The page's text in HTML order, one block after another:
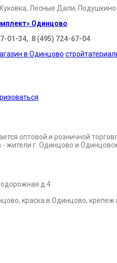
Лесные Дали, Подушкино
Одинцово
01-34, 8 (495) 724-67-04
в Одинцово
оптовой и розничной
жители г. Одинцово и
д.4
краска в Одинцово,